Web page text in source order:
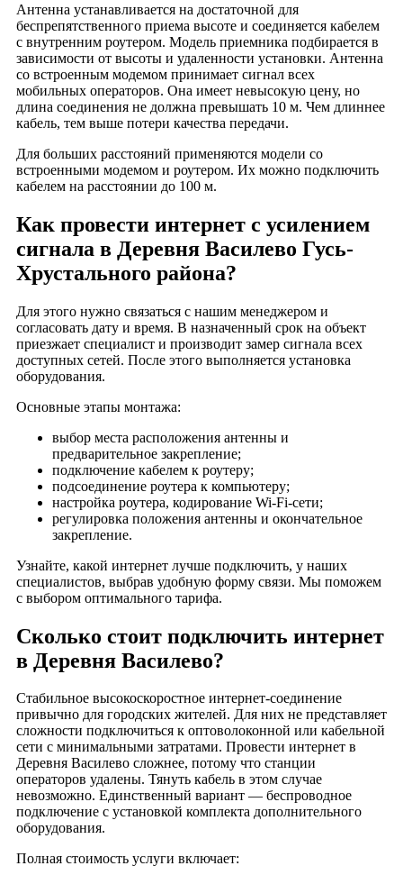
Деревня Осташево
Деревня Острова
Деревня Павликово
Деревня Паево
Деревня Парахино
Деревня Перово
Деревня Першково
Деревня Побойки
Деревня Потапково
Деревня Потаповская
Деревня Починки
Деревня Протасьево
Деревня Пшеницино
Деревня Растово
Деревня Савиково
Деревня Савинская
Деревня Семеновка
Деревня Сивцево
Деревня Скворцово
Деревня Спудни
Деревня Староопокино
Деревня Степаново
Деревня Тальново
Деревня Тименка
Деревня Тихоново
Деревня Толстиково
Деревня Труфаново
Деревня Трушкино
Деревня Тюрьвищи
Деревня Уляхино
Деревня Усады
Антенна устанавливается на достаточной для
беспрепятственного приема высоте и соединяется кабелем
с внутренним роутером. Модель приемника подбирается в
зависимости от высоты и удаленности установки. Антенна
со встроенным модемом принимает сигнал всех
мобильных операторов. Она имеет невысокую цену, но
длина соединения не должна превышать 10 м. Чем длиннее
кабель, тем выше потери качества передачи.
Для больших расстояний применяются модели со
встроенными модемом и роутером. Их можно подключить
кабелем на расстоянии до 100 м.
Как провести интернет с усилением
сигнала в Деревня Василево Гусь-
Хрустального района?
Для этого нужно связаться с нашим менеджером и
согласовать дату и время. В назначенный срок на объект
приезжает специалист и производит замер сигнала всех
доступных сетей. После этого выполняется установка
оборудования.
Основные этапы монтажа:
выбор места расположения антенны и
предварительное закрепление;
подключение кабелем к роутеру;
подсоединение роутера к компьютеру;
настройка роутера, кодирование Wi-Fi-сети;
регулировка положения антенны и окончательное
закрепление.
Узнайте, какой интернет лучше подключить, у наших
специалистов, выбрав удобную форму связи. Мы поможем
с выбором оптимального тарифа.
Сколько стоит подключить интернет
в Деревня Василево?
Стабильное высокоскоростное интернет-соединение
привычно для городских жителей. Для них не представляет
сложности подключиться к оптоволоконной или кабельной
сети с минимальными затратами. Провести интернет в
Деревня Василево сложнее, потому что станции
операторов удалены. Тянуть кабель в этом случае
невозможно. Единственный вариант — беспроводное
подключение с установкой комплекта дополнительного
оборудования.
Полная стоимость услуги включает: